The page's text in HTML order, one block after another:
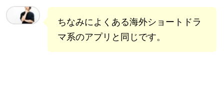
ちなみによくある海外ショートドラ
マ系のアプリと同じです。